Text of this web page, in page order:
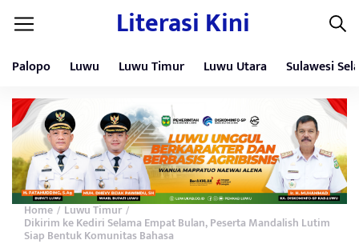
Literasi Kini
Palopo Luwu Luwu Timur Luwu Utara Sulawesi
Home / Luwu Timur /
Dikirim ke Kediri Selama Empat Bulan, Peserta Mandalish Lutim
Siap Bentuk Komunitas Bahasa